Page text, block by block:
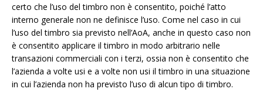
certo che l’uso del timbro non è consentito, poiché l’atto
interno generale non ne definisce l’uso. Come nel caso in cui
l’uso del timbro sia previsto nell’AoA, anche in questo caso non
è consentito applicare il timbro in modo arbitrario nelle
transazioni commerciali con i terzi, ossia non è consentito che
l’azienda a volte usi e a volte non usi il timbro in una situazione
in cui l’azienda non ha previsto l’uso di alcun tipo di timbro.